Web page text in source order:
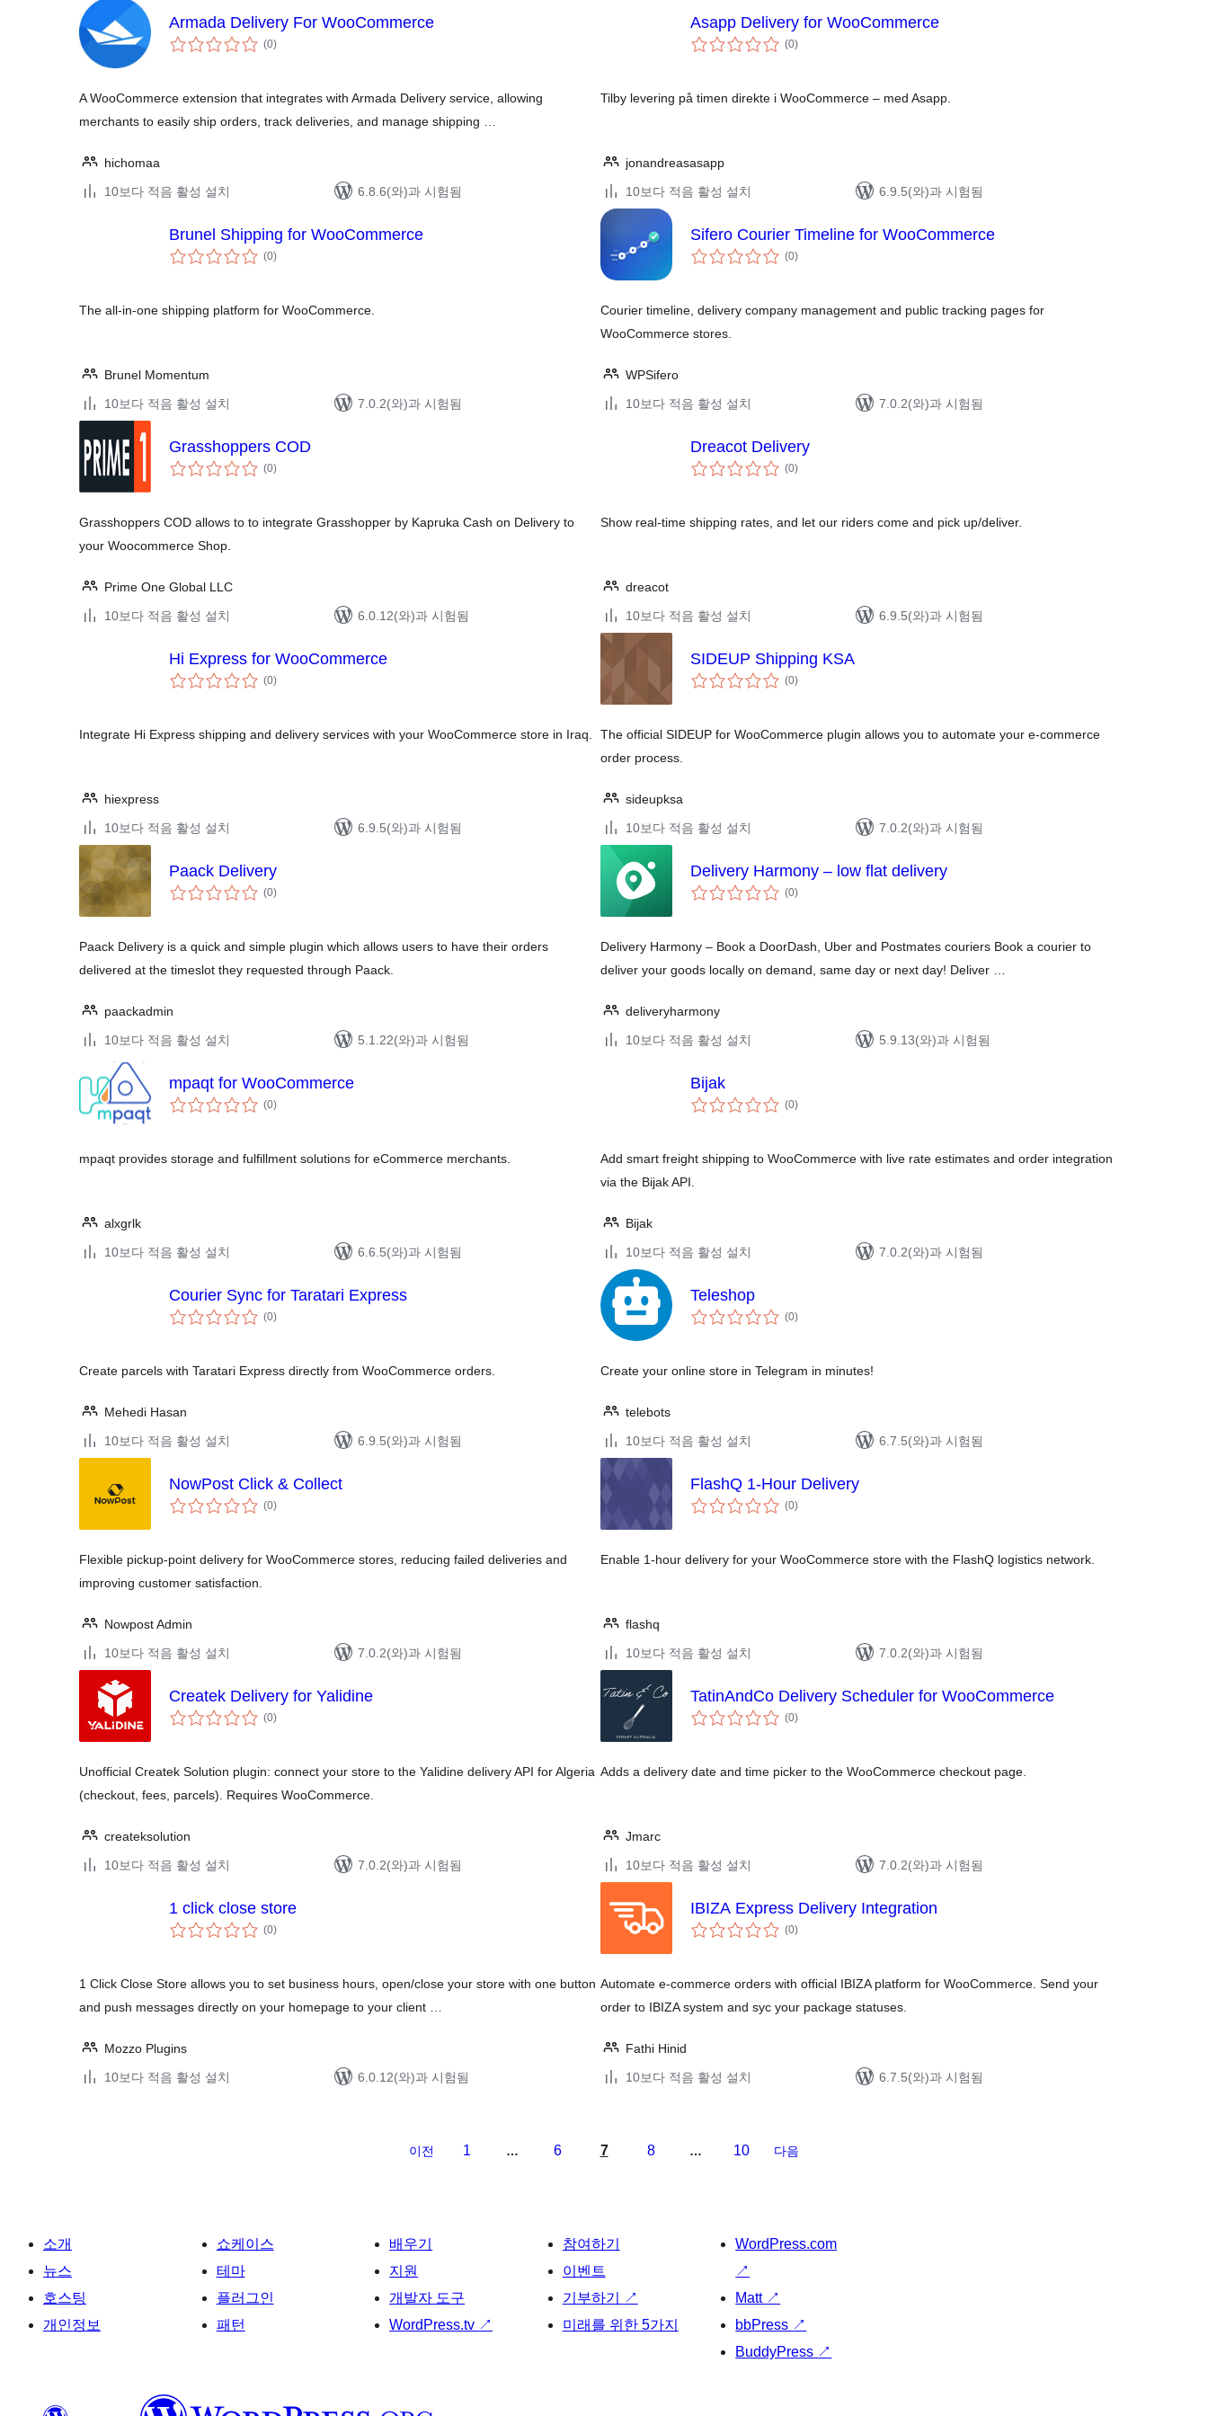
Armada Delivery For WooCommerce
(0전
체)
A WooCommerce extension that integrates with Armada Delivery service, allowing
merchants to easily ship orders, track deliveries, and manage shipping …
hichomaa
10보다 적음 활성 설치
6.8.6(와)과 시험됨
Asapp Delivery for WooCommerce
(0전
체)
Tilby levering på timen direkte i WooCommerce – med Asapp.
jonandreasasapp
10보다 적음 활성 설치
6.9.5(와)과 시험됨
Brunel Shipping for WooCommerce
(0전
체)
The all-in-one shipping platform for WooCommerce.
Brunel Momentum
10보다 적음 활성 설치
7.0.2(와)과 시험됨
Sifero Courier Timeline for WooCommerce
(0전
체)
Courier timeline, delivery company management and public tracking pages for
WooCommerce stores.
WPSifero
10보다 적음 활성 설치
7.0.2(와)과 시험됨
Grasshoppers COD
(0전
체)
Grasshoppers COD allows to to integrate Grasshopper by Kapruka Cash on Delivery to
your Woocommerce Shop.
Prime One Global LLC
10보다 적음 활성 설치
6.0.12(와)과 시험됨
Dreacot Delivery
(0전
체)
Show real-time shipping rates, and let our riders come and pick up/deliver.
dreacot
10보다 적음 활성 설치
6.9.5(와)과 시험됨
Hi Express for WooCommerce
(0전
체)
Integrate Hi Express shipping and delivery services with your WooCommerce store in Iraq.
hiexpress
10보다 적음 활성 설치
6.9.5(와)과 시험됨
SIDEUP Shipping KSA
(0전
체)
The official SIDEUP for WooCommerce plugin allows you to automate your e-commerce
order process.
sideupksa
10보다 적음 활성 설치
7.0.2(와)과 시험됨
Paack Delivery
(0전
체)
Paack Delivery is a quick and simple plugin which allows users to have their orders
delivered at the timeslot they requested through Paack.
paackadmin
10보다 적음 활성 설치
5.1.22(와)과 시험됨
Delivery Harmony – low flat delivery
(0전
체)
Delivery Harmony – Book a DoorDash, Uber and Postmates couriers Book a courier to
deliver your goods locally on demand, same day or next day! Deliver …
deliveryharmony
10보다 적음 활성 설치
5.9.13(와)과 시험됨
mpaqt for WooCommerce
(0전
체)
mpaqt provides storage and fulfillment solutions for eCommerce merchants.
alxgrlk
10보다 적음 활성 설치
6.6.5(와)과 시험됨
Bijak
(0전
체)
Add smart freight shipping to WooCommerce with live rate estimates and order integration
via the Bijak API.
Bijak
10보다 적음 활성 설치
7.0.2(와)과 시험됨
Courier Sync for Taratari Express
(0전
체)
Create parcels with Taratari Express directly from WooCommerce orders.
Mehedi Hasan
10보다 적음 활성 설치
6.9.5(와)과 시험됨
Teleshop
(0전
체)
Create your online store in Telegram in minutes!
telebots
10보다 적음 활성 설치
6.7.5(와)과 시험됨
NowPost Click & Collect
(0전
체)
Flexible pickup-point delivery for WooCommerce stores, reducing failed deliveries and
improving customer satisfaction.
Nowpost Admin
10보다 적음 활성 설치
7.0.2(와)과 시험됨
FlashQ 1-Hour Delivery
(0전
체)
Enable 1-hour delivery for your WooCommerce store with the FlashQ logistics network.
flashq
10보다 적음 활성 설치
7.0.2(와)과 시험됨
Createk Delivery for Yalidine
(0전
체)
Unofficial Createk Solution plugin: connect your store to the Yalidine delivery API for Algeria
(checkout, fees, parcels). Requires WooCommerce.
createksolution
10보다 적음 활성 설치
7.0.2(와)과 시험됨
TatinAndCo Delivery Scheduler for WooCommerce
(0전
체)
Adds a delivery date and time picker to the WooCommerce checkout page.
Jmarc
10보다 적음 활성 설치
7.0.2(와)과 시험됨
1 click close store
(0전
체)
1 Click Close Store allows you to set business hours, open/close your store with one button
and push messages directly on your homepage to your client …
Mozzo Plugins
10보다 적음 활성 설치
6.0.12(와)과 시험됨
IBIZA Express Delivery Integration
(0전
체)
Automate e-commerce orders with official IBIZA platform for WooCommerce. Send your
order to IBIZA system and syc your package statuses.
Fathi Hinid
10보다 적음 활성 설치
6.7.5(와)과 시험됨
이전 1 … 6 7 8 … 10 다음
소개
뉴스
호스팅
개인정보
쇼케이스
테마
플러그인
패턴
배우기
지원
개발자 도구
WordPress.tv ↗
참여하기
이벤트
기부하기
↗
미래를 위한 5가지
WordPress.com
↗
Matt ↗
bbPress ↗
BuddyPress ↗